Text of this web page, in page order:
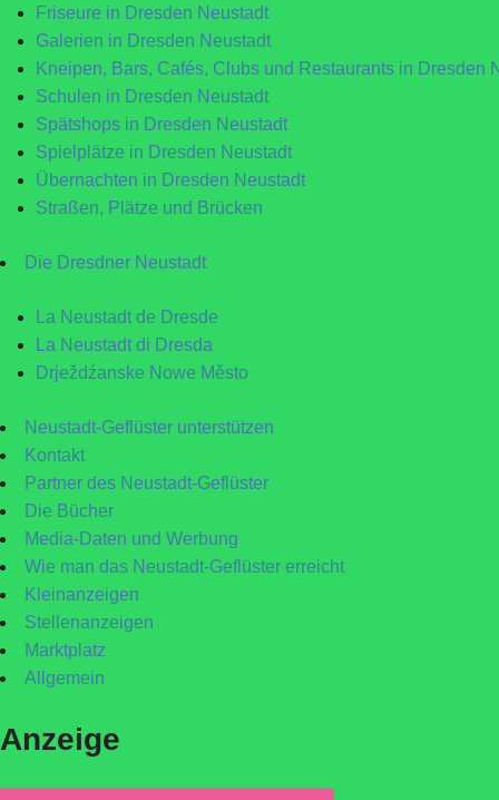
Friseure in Dresden Neustadt
Galerien in Dresden Neustadt
Kneipen, Bars, Cafés, Clubs und Restaurants in Dresden
Schulen in Dresden Neustadt
Spätshops in Dresden Neustadt
Spielplätze in Dresden Neustadt
Übernachten in Dresden Neustadt
Straßen, Plätze und Brücken
Die Dresdner Neustadt
La Neustadt de Dresde
La Neustadt di Dresda
Drježdźanske Nowe Město
Neustadt-Geflüster unterstützen
Kontakt
Partner des Neustadt-Geflüster
Die Bücher
Media-Daten und Werbung
Wie man das Neustadt-Geflüster erreicht
Kleinanzeigen
Stellenanzeigen
Marktplatz
Allgemein
Anzeige